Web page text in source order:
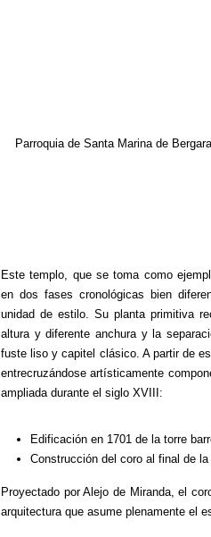
Parroquia de Santa Marina de Bergara
Este templo, que se toma como
en dos fases cronológicas bien
unidad de estilo. Su planta primitiva
altura y diferente anchura y la
fuste liso y capitel clásico. A partir de
entrecruzándose artísticamente
ampliada durante el siglo XVIII:
Edificación en 1701 de la torre
Construcción del coro al final de la
Proyectado por Alejo de Miranda, el
arquitectura que asume plenamente el